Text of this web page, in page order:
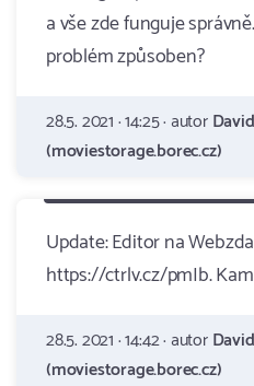
a vše zde funguje
problém způsoben?
28.5. 2021 · 14:25 · autorDavid
(moviestorage.borec.cz)
Update: Editor na
https://ctrlv.cz/pmIb.
28.5. 2021 · 14:42 · autorDavid
(moviestorage.borec.cz)